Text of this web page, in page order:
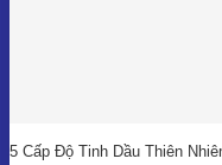
5 Cấp Độ Tinh Dầu Thiên